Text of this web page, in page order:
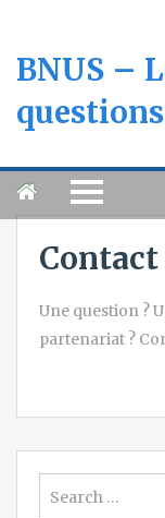
BNUS –
Contact
Une question ?
partenariat ?
for: